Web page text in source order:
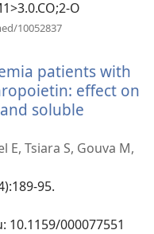
O
10052837
patients with
effect on
soluble
E, Tsiara S, Gouva M,
95.
‎: 10.1159/000077551